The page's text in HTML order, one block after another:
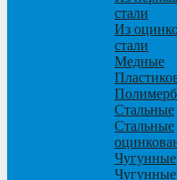
стали
Из
стали
Медные
Стальные
Стальные
Чугунные
Чугунные